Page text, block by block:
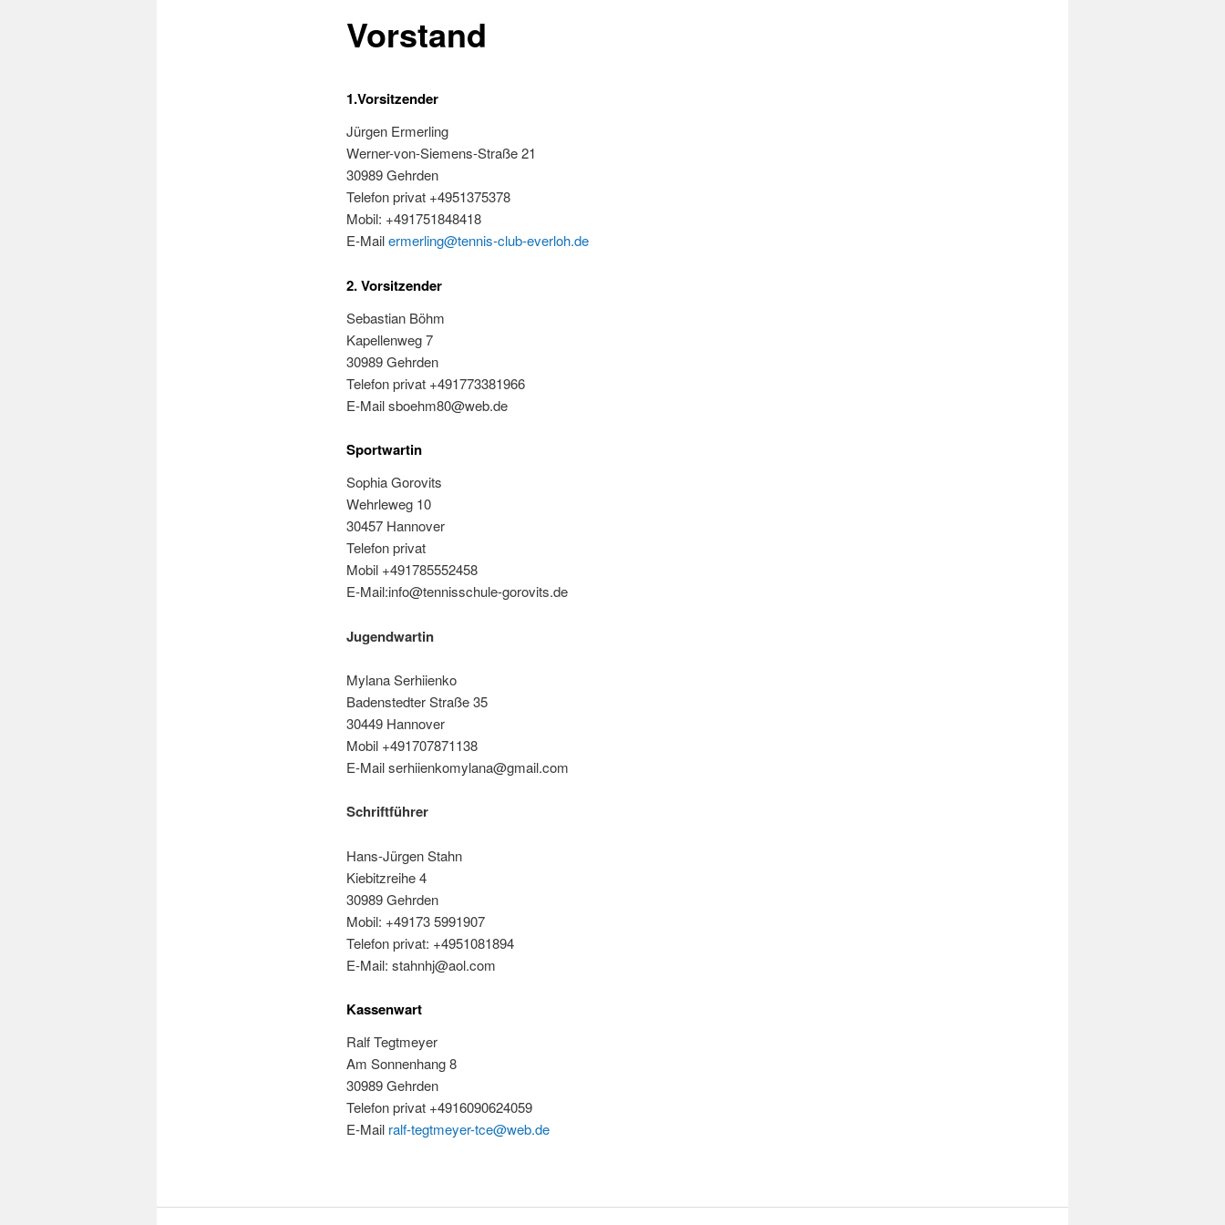
Vorstand
1.Vorsitzender
Jürgen Ermerling
Werner-von-Siemens-Straße 21
30989 Gehrden
Telefon privat +4951375378
Mobil: +491751848418
E-Mailermerling@tennis-club-everloh.de
2. Vorsitzender
Sebastian Böhm
Kapellenweg 7
30989 Gehrden
Telefon privat +491773381966
E-Mail sboehm80@web.de
Sportwartin
Sophia Gorovits
Wehrleweg 10
30457 Hannover
Telefon privat
Mobil +491785552458
E-Mail:info@tennisschule-gorovits.de
Jugendwartin
Mylana Serhiienko
Badenstedter Straße 35
30449 Hannover
Mobil +491707871138
E-Mail serhiienkomylana@gmail.com
Schriftführer
Hans-Jürgen Stahn
Kiebitzreihe 4
30989 Gehrden
Mobil: +49173 5991907
Telefon privat: +4951081894
E-Mail: stahnhj@aol.com
Kassenwart
Ralf Tegtmeyer
Am Sonnenhang 8
30989 Gehrden
Telefon privat +4916090624059
E-Mail ralf-tegtmeyer-tce@web.de